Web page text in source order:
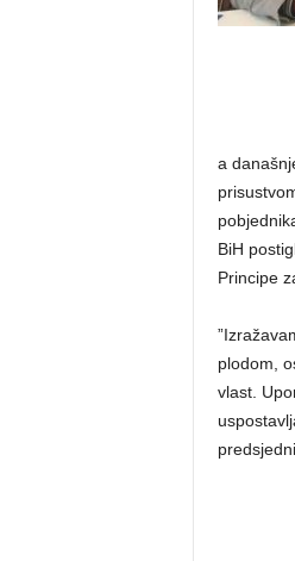
a
BiH
Principe
plodom,
vlast.